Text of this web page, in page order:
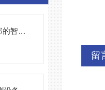
xray检测设备洞察万物内部的智慧之眼
留